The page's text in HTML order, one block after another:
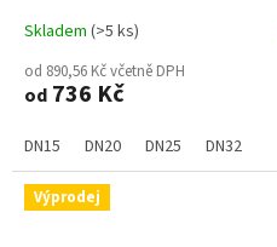
Skladem (>5 ks)
od 890,56 Kč včetně DPH
od 736 Kč
DN15 DN20 DN25 DN32
Výprodej